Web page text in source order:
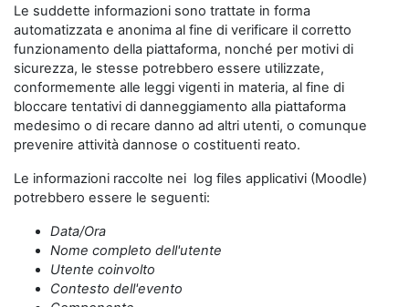
Le suddette informazioni sono trattate in forma
automatizzata e anonima al fine di verificare il corretto
funzionamento della piattaforma, nonché per motivi di
sicurezza, le stesse potrebbero essere utilizzate,
conformemente alle leggi vigenti in materia, al fine di
bloccare tentativi di danneggiamento alla piattaforma
medesimo o di recare danno ad altri utenti, o comunque
prevenire attività dannose o costituenti reato.
Le informazioni raccolte nei log files applicativi (Moodle)
potrebbero essere le seguenti:
Data/Ora
Nome completo dell'utente
Utente coinvolto
Contesto dell'evento